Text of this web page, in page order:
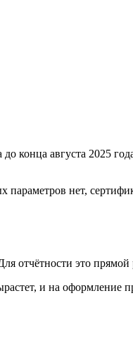
августа 2025 года
параметров нет,
отчётности это прямой
и на оформление